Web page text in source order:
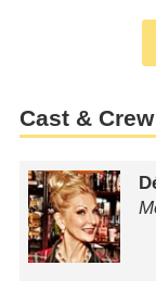
Cast & Crew